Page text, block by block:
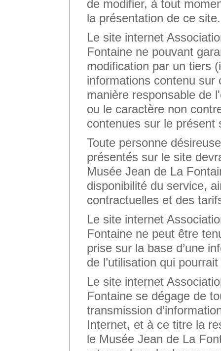
de modifier, à tout
la présentation de ce site.
Le site internet
Fontaine ne pouvant
modification par un tiers
informations contenu sur
manière responsable de
ou le caractère non
contenues sur le présent
Toute personne
présentés sur le site
Musée Jean de La
disponibilité du service,
contractuelles et des
Le site internet
Fontaine ne peut être
prise sur la base d’une
de l’utilisation qui
Le site internet
Fontaine se dégage de
transmission
Internet, et à ce titre la
le Musée Jean de La